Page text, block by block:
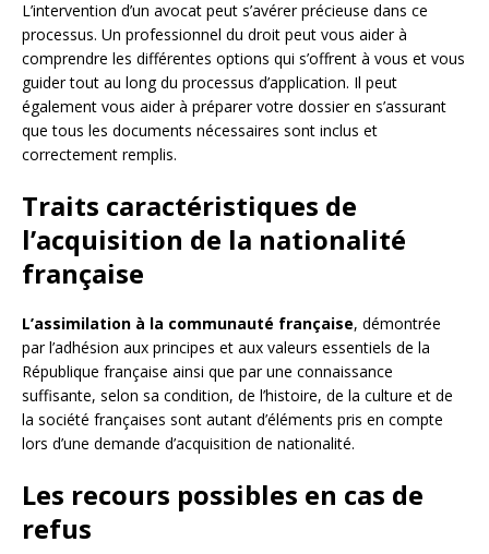
L’intervention d’un avocat peut s’avérer précieuse dans ce
processus. Un professionnel du droit peut vous aider à
comprendre les différentes options qui s’offrent à vous et vous
guider tout au long du processus d’application. Il peut
également vous aider à préparer votre dossier en s’assurant
que tous les documents nécessaires sont inclus et
correctement remplis.
Traits caractéristiques de
l’acquisition de la nationalité
française
L’assimilation à la communauté française, démontrée
par l’adhésion aux principes et aux valeurs essentiels de la
République française ainsi que par une connaissance
suffisante, selon sa condition, de l’histoire, de la culture et de
la société françaises sont autant d’éléments pris en compte
lors d’une demande d’acquisition de nationalité.
Les recours possibles en cas de
refus